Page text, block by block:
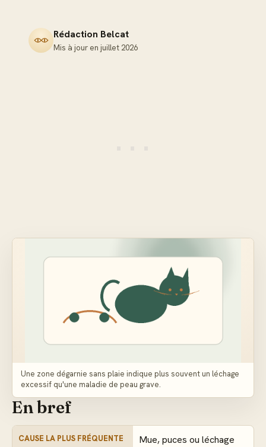
Rédaction Belcat
Mis à jour en juillet 2026
Une zone dégarnie sans plaie indique plus souvent un léchage
excessif qu'une maladie de peau grave.
En bref
CAUSE LA PLUS FRÉQUENTE
Mue, puces ou léchage